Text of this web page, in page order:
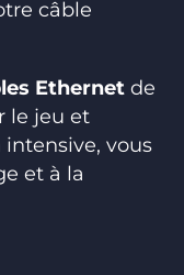
câble
Ethernet de
le jeu et
vous
et à la